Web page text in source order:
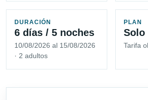
DURACIÓN
6 días / 5 noches
10/08/2026 al 15/08/2026
· 2 adultos
PLAN
Solo
Tarifa